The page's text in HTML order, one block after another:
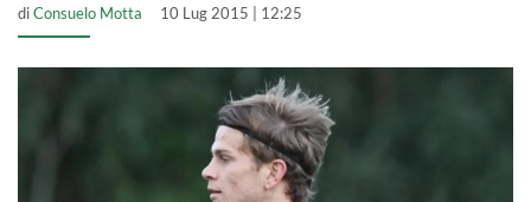
diConsuelo Motta 10 Lug 2015 | 12:25